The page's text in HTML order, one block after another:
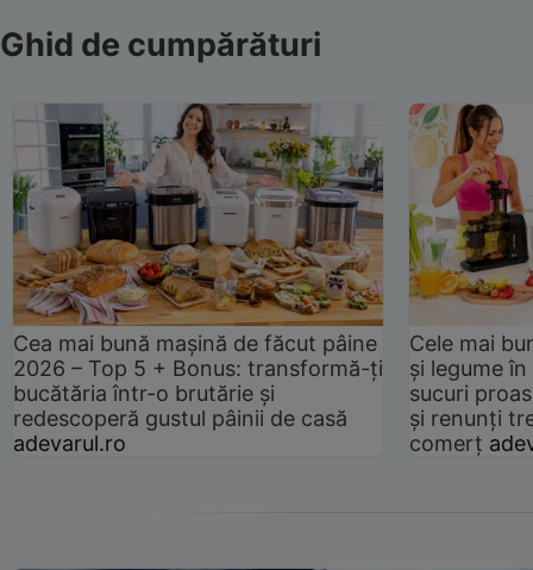
Ghid de cumpărături
Cea mai bună mașină de făcut pâine
2026 – Top 5 + Bonus: transformă-ți
bucătăria într-o brutărie și
redescoperă gustul pâinii de casă
adevarul.ro
Cele mai
și legume
sucuri
și renunți
comerț